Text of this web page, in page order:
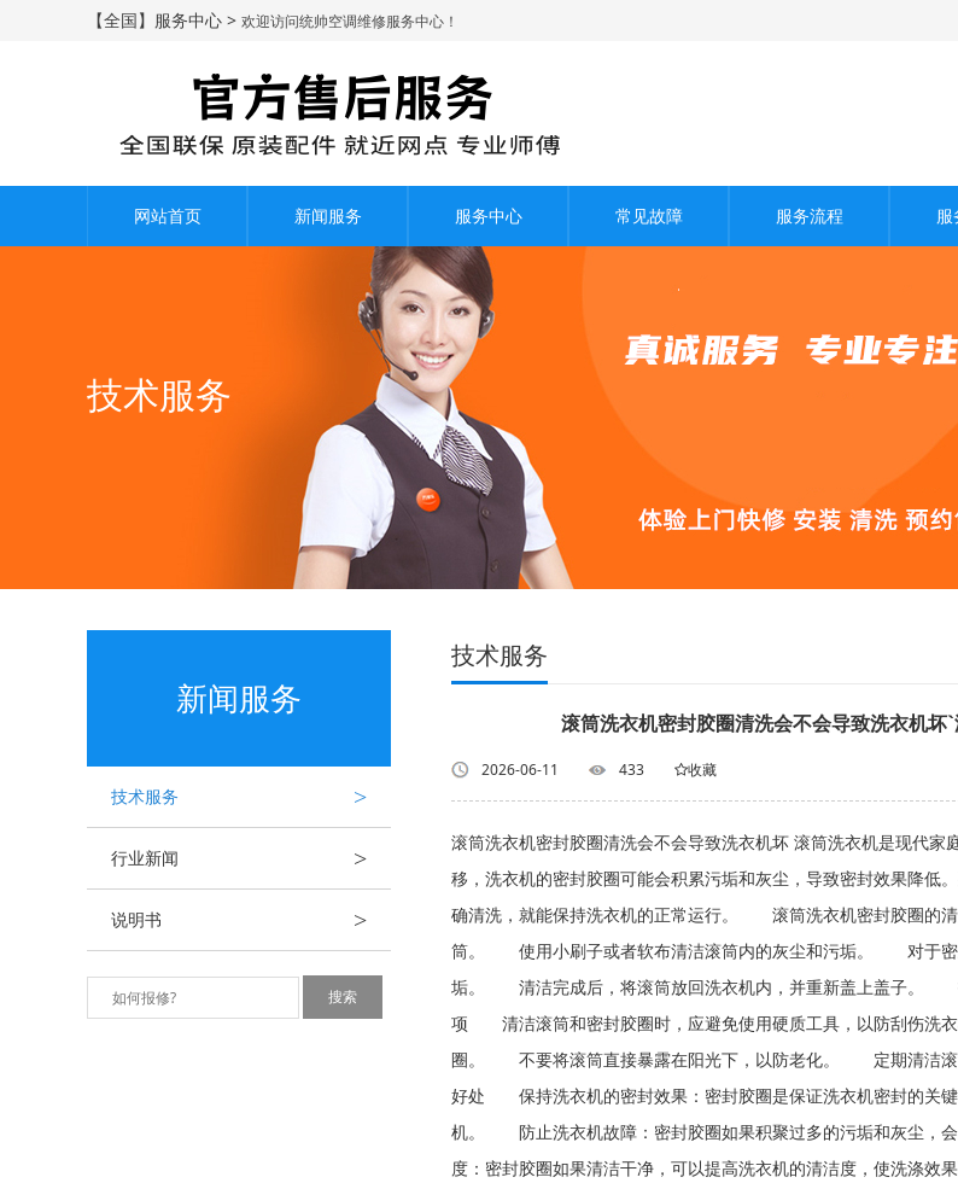
【全国】服务中心 > 欢迎访问统帅空调维修服务中心！
网站首页 新闻服务 服务中心 常见故障 服务流程 服
技术服务
新闻服务
技术服务 >
行业新闻 >
说明书 >
技术服务
滚筒洗衣机密封胶圈清洗会不会导致洗衣机
2026-06-11 433 收藏
滚筒洗衣机密封胶圈清洗会不会导致洗衣机坏 滚筒洗衣机是现代
移，洗衣机的密封胶圈可能会积累污垢和灰尘，导致密封效果降低
确清洗，就能保持洗衣机的正常运行。 滚筒洗衣机密封胶圈
筒。 使用小刷子或者软布清洁滚筒内的灰尘和污垢。 对于密
垢。 清洁完成后，将滚筒放回洗衣机内，并重新盖上盖子。
项 清洁滚筒和密封胶圈时，应避免使用硬质工具，以防刮伤洗
圈。 不要将滚筒直接暴露在阳光下，以防老化。 定期清洁滚
好处 保持洗衣机的密封效果：密封胶圈是保证洗衣机密封的关键
机。 防止洗衣机故障：密封胶圈如果积聚过多的污垢和灰尘，
度：密封胶圈如果清洁干净，可以提高洗衣机的清洁度，使洗